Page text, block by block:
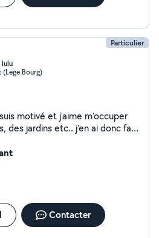
Particulier
lulu
(Lege Bourg)
motivé et j'aime m'occuper
des jardins etc.. j'en ai donc fais
Contacter